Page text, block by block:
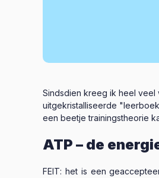
Sindsdien kreeg ik heel veel
uitgekristalliseerde
een beetje trainingstheorie
ATP – de
FEIT: het is een